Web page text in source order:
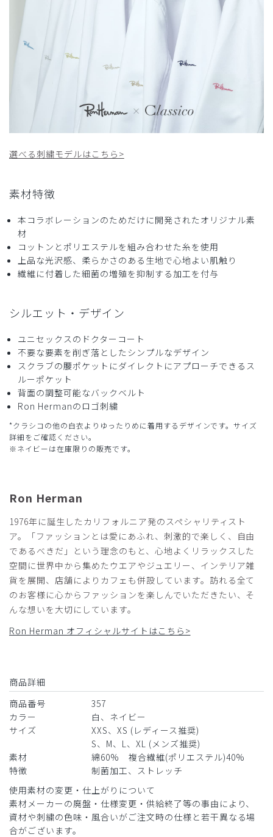
のでした
夏用の涼しそうな生地も作っていただけたら嬉しい
商品：
357Ron Herman ドクターコート(男女兼用白衣・
刺繍色 ゴールド、ネイビー、オフホワイト)/白/M
ねこ様
着心地も質感も良いです。デザイン的にも満足です。
商品：357Ron Herman ドクターコート(男女兼用白衣・
刺繍色 ゴールド、ネイビー、オフホワイト)/白/XL
役に立った 0
ご購入者様
購入確認済み
年齢:40代 身長:166-170cm 体重:66-70kg
記事もよく作りも悪くないですが…フォルムに課題を感じま
す。アメリカ人っぽいガタイの人にはいいかもしれないが日
本人らしい体型にはあまり向いてないかもしれない。私には
向いてませんでした。
商品：357Ron Herman ドクターコート(男女兼用白衣・
刺繍色 ゴールド、ネイビー、オフホワイト)/白/M
ご購入者様
購入確認済み
2025-11-26
年齢: 60代 身長: 176-180cm 体重:76-80kg
少し生地が厚めですが、ベルト付きでカッコいいです。
刺繍色 ゴールド、ネイビー、オフホワイト)/白/L
選べる刺繍モデルはこちら>
素材特徴
本コラボレーションのためだけに開発されたオリジナル素
材
コットンとポリエステルを組み合わせた糸を使用
上品な光沢感、柔らかさのある生地で心地よい肌触り
繊維に付着した細菌の増殖を抑制する加工を付与
シルエット・デザイン
ユニセックスのドクターコート
不要な要素を削ぎ落としたシンプルなデザイン
スクラブの腰ポケットにダイレクトにアプローチできるス
ルーポケット
背面の調整可能なバックベルト
Ron Hermanのロゴ刺繍
*クラシコの他の白衣よりゆったりめに着用するデザインです。サイズ
詳細をご確認ください。
※ネイビーは在庫限りの販売です。
Ron Herman
1976年に誕生したカリフォルニア発のスペシャリティスト
ア。「ファッションとは愛にあふれ、刺激的で楽しく、自由
であるべきだ」という理念のもと、心地よくリラックスした
空間に世界中から集めたウエアやジュエリー、インテリア雑
貨を展開、店舗によりカフェも併設しています。訪れる全て
のお客様に心からファッションを楽しんでいただきたい、そ
んな想いを大切にしています。
Ron Herman オフィシャルサイトはこちら>
商品詳細
商品番号
357
カラー
白、ネイビー
サイズ
XXS、XS (レディース推奨)
S、M、L、XL (メンズ推奨)
素材
綿60% 複合繊維(ポリエステル)40%
特徴
制菌加工、ストレッチ
使用素材の変更・仕上がりについて
素材メーカーの廃盤・仕様変更・供給終了等の事由により、
資材や刺繍の色味・風合いがご注文時の仕様と若干異なる場
合がございます。